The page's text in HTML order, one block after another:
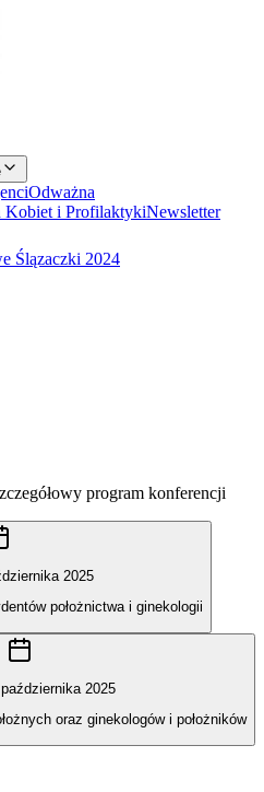
Odważna
Kobiet i ProfilaktykiNewsletter
Ślązaczki 2024
program konferencji
2025
położnictwa i ginekologii
2025
oraz ginekologów i położników